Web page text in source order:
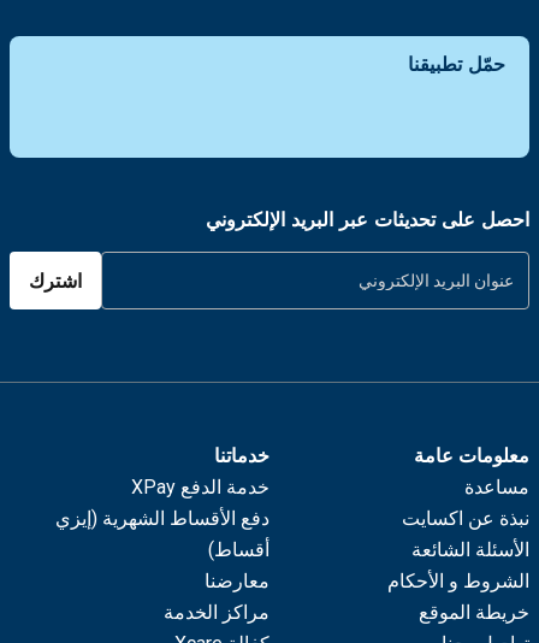
حمّل تطبيقنا
احصل على تحديثات عبر البريد الإلكتروني
اشترك
معلومات عامة
مساعدة
نبذة عن اكسايت
الأسئلة الشائعة
الشروط و الأحكام
خريطة الموقع
خدماتنا
خدمة الدفع XPay
دفع الأقساط الشهرية (إيزي
أقساط)
معارضنا
مراكز الخدمة